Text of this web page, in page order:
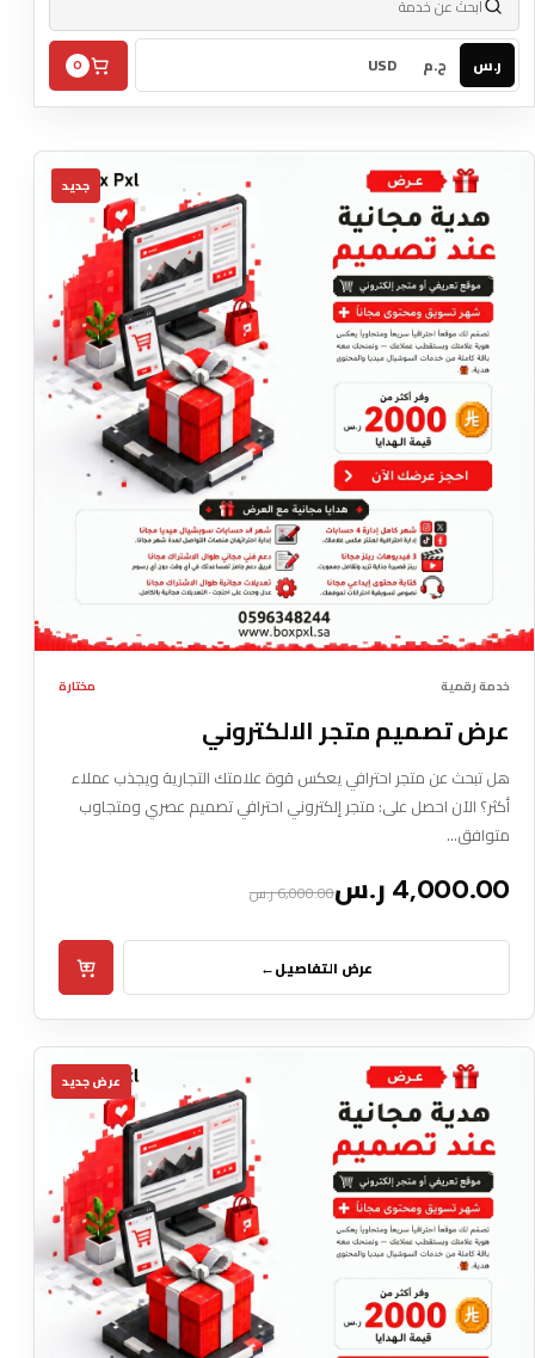
بحث
ر.س ج.م USD
0
جديد
خدمة رقمية مختارة
عرض تصميم متجر الالكتروني
هل تبحث عن متجر احترافي يعكس قوة علامتك التجارية ويجذب عملاء
أكثر؟ الآن احصل على: متجر إلكتروني احترافي تصميم عصري ومتجاوب
متوافق…
4,000.00 ر.س 6,000.00 ر.س
عرض التفاصيل←
عرض جديد